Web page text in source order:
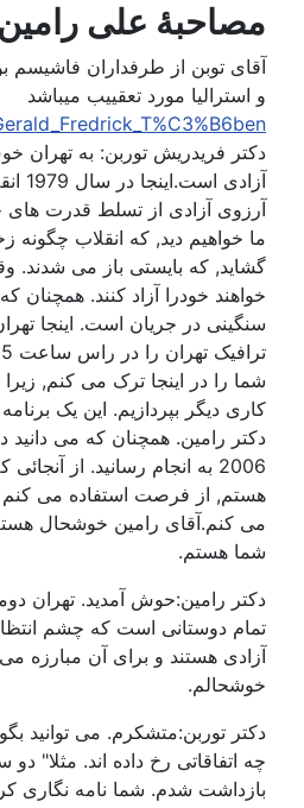
مصاحبۀ علی رامین
آقای توبن از طرفداران فاشیسم بوده
و استرالیا مورد تعقییب میباشد
دکتر فریدریش توربن: به تهران خوش
آزادی
آرزوی آزادی از تسلط قدرت های
ما خواهیم دید, که انقلاب چگونه زخم
گشاید, که بایستی باز می شدند.
خواهند خودرا آزاد کنند. همچنان که می
سنگینی در جریان است. اینجا تهران
ترافیک
شما را در اینجا ترک می کنم, زیرا هم
کاری دیگر بپردازیم. این یک برنامه
دکتر رامین. همچنان که می دانید دکتر
2006 به انجام رسانید. از آنجائی که
هستم, از فرصت استفاده می کنم و
می کنم.آقای رامین خوشحال هستم
شما هستم.
دکتر رامین:حوش آمدید. تهران دومین
تمام دوستانی است که چشم انتظار
آزادی هستند و برای آن مبارزه می
خوشحالم.
دکتر توربن:متشکرم. می توانید بگوئید
چه اتفاقاتی رخ داده اند. مثلا" دو
بازداشت شدم. شما نامه نگاری